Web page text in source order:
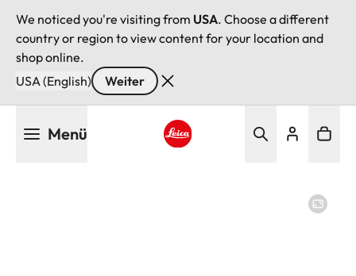
We noticed you're visiting from USA. Choose a different
country or region to view content for your location and
shop online.
USA (English)
Weiter
Menü